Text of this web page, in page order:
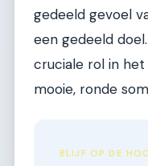
gedeeld gevoel
een gedeeld
cruciale rol in het
mooie, ronde
BLIJF OP DE